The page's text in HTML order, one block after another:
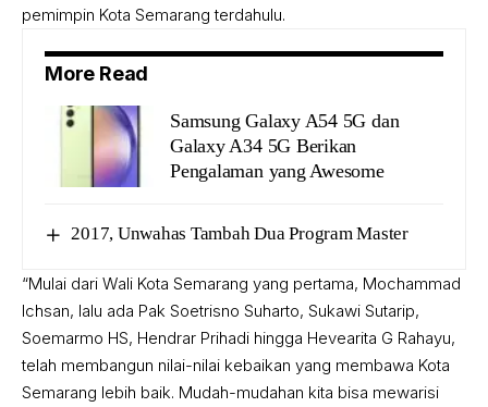
pemimpin Kota Semarang terdahulu.
More Read
Samsung Galaxy A54 5G dan
Galaxy A34 5G Berikan
Pengalaman yang Awesome
2017, Unwahas Tambah Dua Program Master
“Mulai dari Wali Kota Semarang yang pertama, Mochammad
Ichsan, lalu ada Pak Soetrisno Suharto, Sukawi Sutarip,
Soemarmo HS, Hendrar Prihadi hingga Hevearita G Rahayu,
telah membangun nilai-nilai kebaikan yang membawa Kota
Semarang lebih baik. Mudah-mudahan kita bisa mewarisi